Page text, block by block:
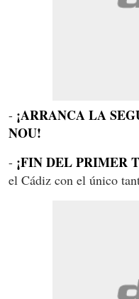
- ¡ARRANCA LA
NOU!
- ¡FIN DEL PRIMER
el Cádiz con el único